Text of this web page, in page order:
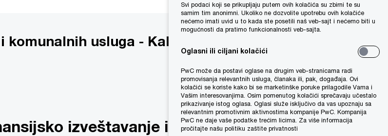
usluga - Kako PwC može da vam
izveštavanje i revizija finansijskih
Svi podaci koji se prikupljaju putem ovih kolačića su zbirni te su
samim tim anonimni. Ukoliko ne dozvolite upotrebu ovih kolačiće
nećemo imati uvid u to kada ste posetili naš veb-sajt i nećemo biti u
mogućnosti da pratimo funkcionalnosti veb-sajta.
Oglasni ili ciljani kolačići
PwC može da postavi oglase na drugim veb-stranicama radi
promovisanja relevantnih usluga, članaka ili, pak, događaja. Ovi
kolačići se koriste kako bi se marketinške poruke prilagodile Vama i
Vašim interesovanjima. Osim pomenutog kolačići sprečavaju učestalo
prikazivanje istog oglasa. Oglasi služe isključivo da vas upoznaju sa
relevantnim promotivnim aktivnostima kompanije PwC. Kompanija
PwC ne daje vaše podatke trećim licima. Za više informacija
pročitajte našu politiku zaštite privatnosti